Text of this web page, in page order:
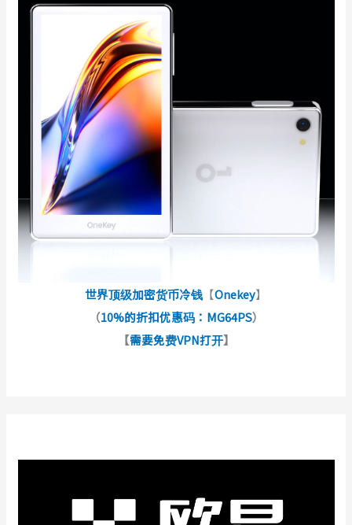
世界顶级加密货币冷钱 【Onekey】
（10%的折扣优惠码：MG64PS）
【需要免费VPN打开】